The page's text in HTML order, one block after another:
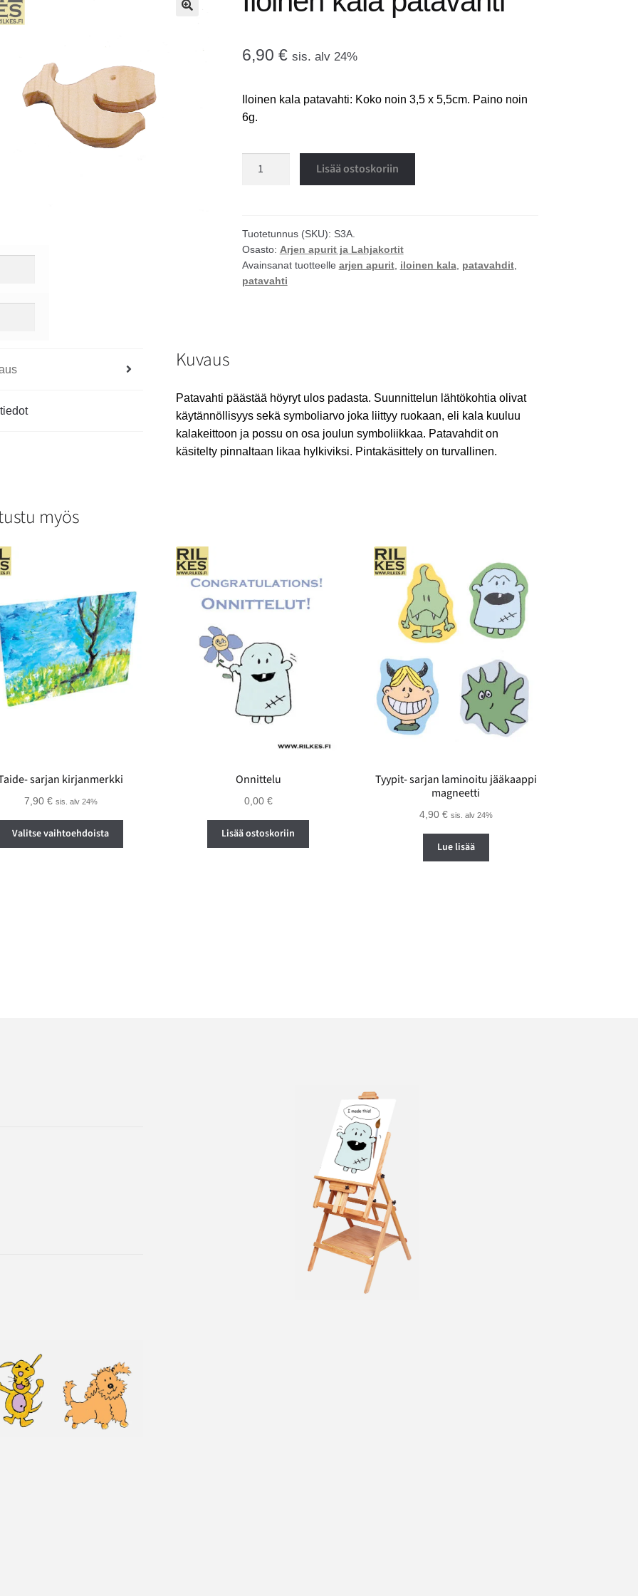
6,90 € sis. alv 24%
Iloinen kala patavahti: Koko noin 3,5 x 5,5cm. Paino noin
6g.
Lisää ostoskoriin
Tuotetunnus (SKU): S3A.
Osasto: Arjen apurit ja Lahjakortit
Avainsanat tuotteelle arjen apurit, iloinen kala, patavahdit,
patavahti
Kuvaus
Patavahti päästää höyryt ulos padasta. Suunnittelun lähtökohtia olivat
käytännöllisyys sekä symboliarvo joka liittyy ruokaan, eli kala kuuluu
kalakeittoon ja possu on osa joulun symboliikkaa. Patavahdit on
käsitelty pinnaltaan likaa hylkiviksi. Pintakäsittely on turvallinen.
myös
sarjan kirjanmerkki
7,90 € sis. alv 24%
Valitse vaihtoehdoista
Onnittelu
0,00 €
Lisää ostoskoriin
Tyypit- sarjan laminoitu jääkaappi
magneetti
4,90 € sis. alv 24%
Lue lisää